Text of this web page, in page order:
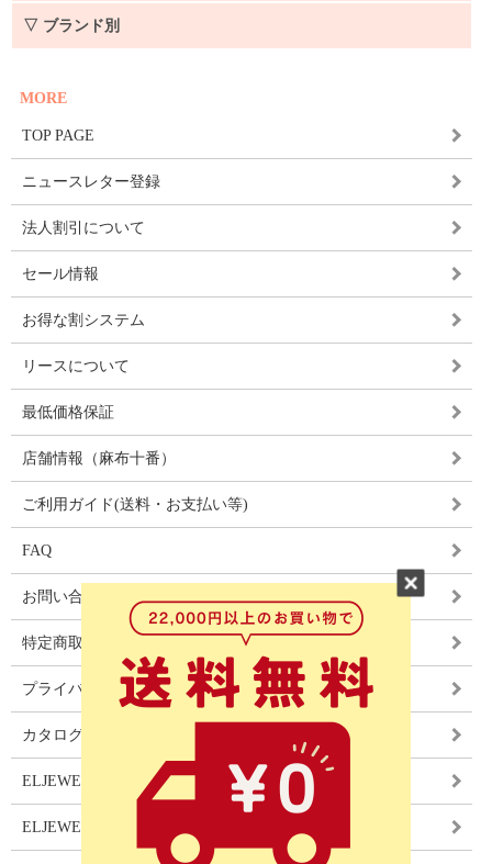
▽ ブランド別
MORE
TOP PAGE
ニュースレター登録
法人割引について
セール情報
お得な割システム
リースについて
最低価格保証
店舗情報（麻布十番）
ご利用ガイド(送料・お支払い等)
FAQ
お問い合わせ
特定商取引法に基づく表記
プライバシーポリシー
カタログ
ELJEWEL LIGHITNG
ELJEWEL カーテン